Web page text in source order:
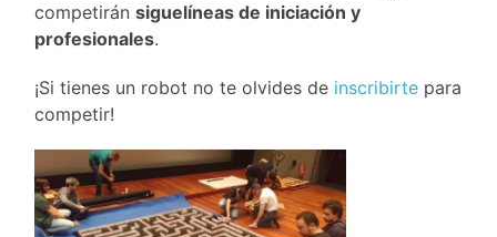
competiránsiguelíneas de iniciación y
profesionales.
¡Si tienes un robot no te olvides de inscribirte para
competir!